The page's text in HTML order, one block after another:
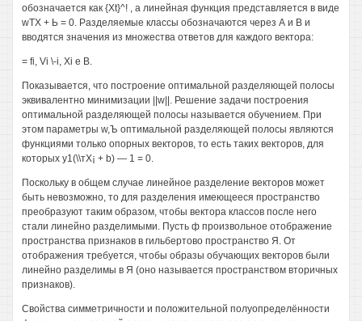
обозначается как {Xt}^! , а линейная функция представляется в виде
wTX + Ь = 0. Разделяемые классы обозначаются через А и В и
вводятся значения из множества ответов для каждого вектора:
= fi, Vi \-i, Xi е В.
Показывается, что построение оптимальной разделяющей полосы
эквивалентно минимизации ||w||. Решение задачи построения
оптимальной разделяющей полосы называется обучением. При
этом параметры w,Ъ оптимальной разделяющей полосы являются
функциями только опорных векторов, то есть таких векторов, для
которых у1(\\тX¡ + b) — 1 = 0.
Поскольку в общем случае линейное разделение векторов может
быть невозможно, то для разделения имеющееся пространство
преобразуют таким образом, чтобы вектора классов после него
стали линейно разделимыми. Пусть ф произвольное отображение
пространства признаков в гильбертово пространство Я. От
отображения требуется, чтобы образы обучающих векторов были
линейно разделимы в Я (оно называется пространством вторичных
признаков).
Свойства симметричности и положительной полуопределённости